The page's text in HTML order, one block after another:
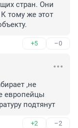
стран. Они
тому же этот
+5 –0
,не
европейцы
подтянут
+2 –2